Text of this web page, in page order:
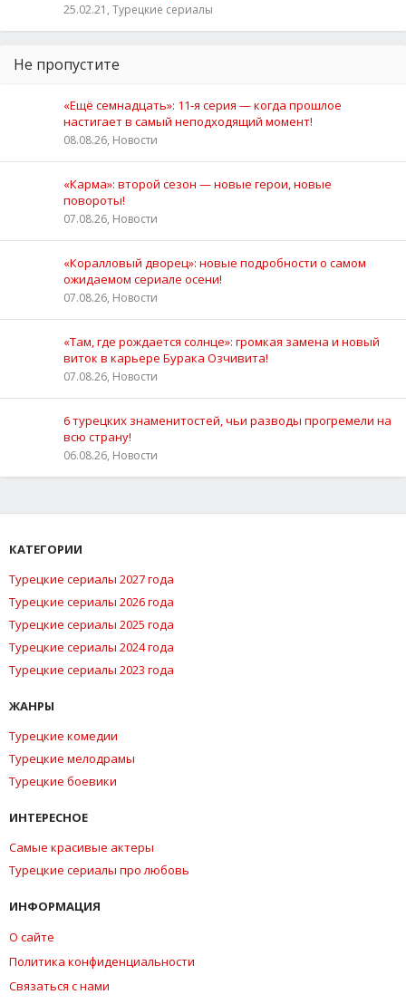
25.02.21, Турецкие сериалы
Не пропустите
«Ещё семнадцать»: 11‑я серия — когда прошлое
настигает в самый неподходящий момент!
08.08.26, Новости
«Карма»: второй сезон — новые герои, новые
повороты!
07.08.26, Новости
«Коралловый дворец»: новые подробности о самом
ожидаемом сериале осени!
07.08.26, Новости
«Там, где рождается солнце»: громкая замена и новый
виток в карьере Бурака Озчивита!
07.08.26, Новости
6 турецких знаменитостей, чьи разводы прогремели на
всю страну!
06.08.26, Новости
КАТЕГОРИИ
Турецкие сериалы 2027 года
Турецкие сериалы 2026 года
Турецкие сериалы 2025 года
Турецкие сериалы 2024 года
Турецкие сериалы 2023 года
ЖАНРЫ
Турецкие комедии
Турецкие мелодрамы
Турецкие боевики
ИНТЕРЕСНОЕ
Самые красивые актеры
Турецкие сериалы про любовь
ИНФОРМАЦИЯ
О сайте
Политика конфиденциальности
Связаться с нами